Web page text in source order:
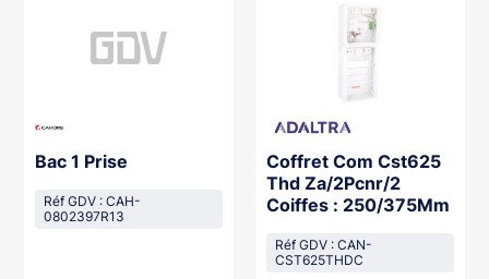
Bac 1 Prise
Réf GDV : CAH-
0802397R13
Coffret Com Cst625
Thd Za/2Pcnr/2
Coiffes : 250/375Mm
Réf GDV : CAN-
CST625THDC